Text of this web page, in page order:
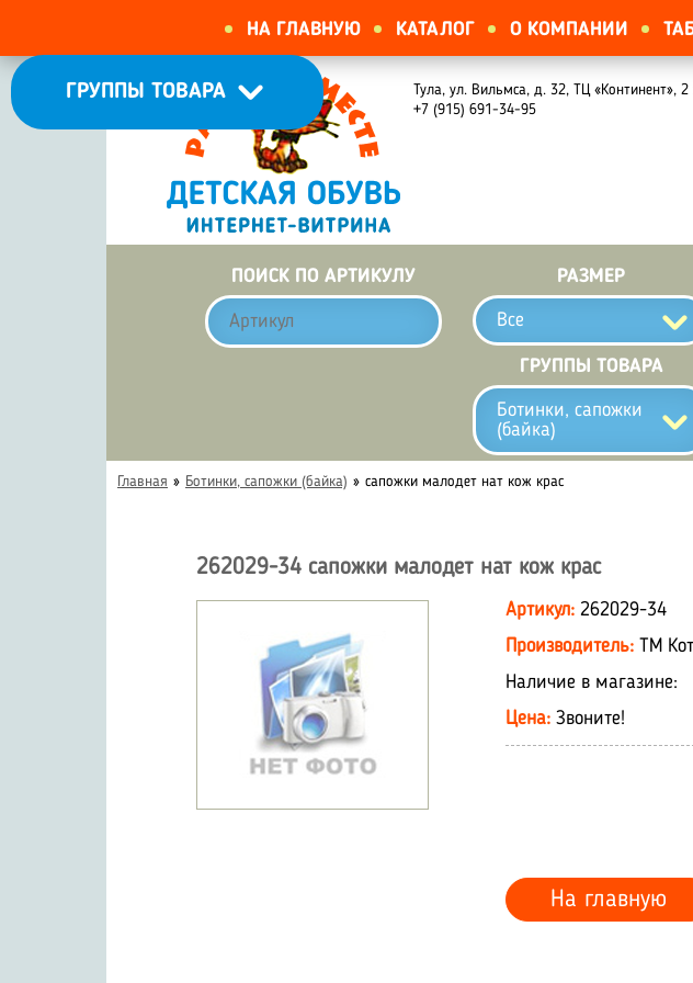
НА ГЛАВНУЮ КАТАЛОГ О КОМПАНИИ
Тула, ул. Вильмса, д. 32, ТЦ «Континент», 2
+7 (915) 691-34-95
ГРУППЫ ТОВАРА
ПОИСК ПО АРТИКУЛУ РАЗМЕР
Все
ГРУППЫ ТОВАРА
Ботинки, сапожки
(байка)
Главная » Ботинки, сапожки (байка) » сапожки малодет нат кож крас
262029-34 сапожки малодет нат кож крас
Артикул: 262029-34
Производитель: ТМ
Наличие в магазине:
Цена: Звоните!
На главную